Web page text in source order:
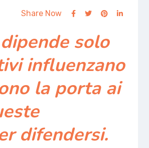
Share Now
solo
influenzano
la porta ai
difendersi.